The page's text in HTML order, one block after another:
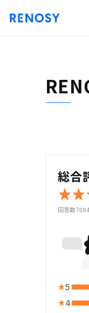
総合
回答数
5
4